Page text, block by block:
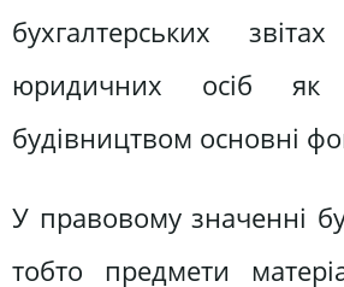
бухгалтерських
юридичних осіб як
будівництвом основні
У правовому значенні
тобто предмети